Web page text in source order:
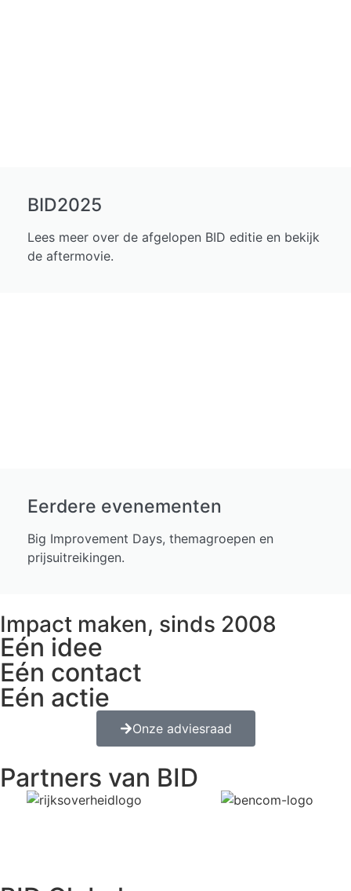
BID2025
Lees meer over de afgelopen BID editie en bekijk
de aftermovie.
Eerdere evenementen
Big Improvement Days, themagroepen en
prijsuitreikingen.
Impact maken, sinds 2008
Eén idee
Eén contact
Eén actie
Onze adviesraad
Partners van BID